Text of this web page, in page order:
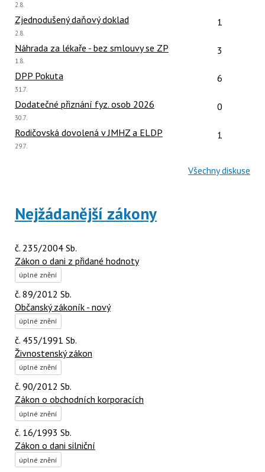
Poslední
2.8.
Zjednodušený daňový doklad Počet
1
Poslední
2.8.
Náhrada za lékaře - bez smlouvy se ZP Počet
3
Poslední
1.8.
DPP Pokuta Počet
6
Poslední
31.7.
Dodatečné přiznání fyz. osob 2026 Počet
0
Poslední
30.7.
Rodičovská dovolená v JMHZ a ELDP Počet
1
Poslední
29.7.
Všechny diskuse
Nejžádanější zákony
č. 235/2004 Sb.
Zákon o dani z přidané hodnoty
úplné znění
č. 89/2012 Sb.
Občanský zákoník - nový
úplné znění
č. 455/1991 Sb.
Živnostenský zákon
úplné znění
č. 90/2012 Sb.
Zákon o obchodních korporacích
úplné znění
č. 16/1993 Sb.
Zákon o dani silniční
úplné znění